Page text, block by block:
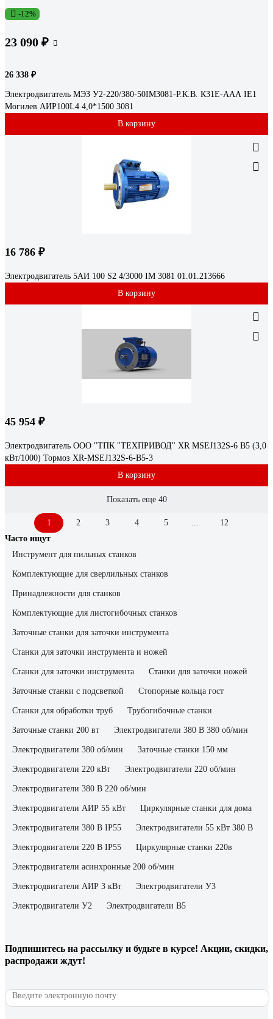
-12%
23 090 ₽
26 338 ₽
Электродвигатель МЭЗ У2-220/380-50IM3081-Р.К.В. К31Е-ААА IE1
Могилев АИР100L4 4,0*1500 3081
В корзину
16 786 ₽
Электродвигатель 5АИ 100 S2 4/3000 IM 3081 01.01.213666
В корзину
45 954 ₽
Электродвигатель ООО "ТПК "ТЕХПРИВОД" XR MSEJ132S-6 B5 (3,0
кВт/1000) Тормоз XR-MSEJ132S-6-B5-3
В корзину
Показать еще 40
1 2 3 4 5 ...
12
Часто ищут
Инструмент для пильных станков
Комплектующие для сверлильных станков
Принадлежности для станков
Комплектующие для листогибочных станков
Заточные станки для заточки инструмента
Станки для заточки инструмента и ножей
Станки для заточки инструмента Станки для заточки ножей
Заточные станки с подсветкой Стопорные кольца гост
Станки для обработки труб Трубогибочные станки
Заточные станки 200 вт Электродвигатели 380 В 380 об/мин
Электродвигатели 380 об/мин Заточные станки 150 мм
Электродвигатели 220 кВт Электродвигатели 220 об/мин
Электродвигатели 380 В 220 об/мин
Электродвигатели АИР 55 кВт Циркулярные станки для дома
Электродвигатели 380 В IP55 Электродвигатели 55 кВт 380 В
Электродвигатели 220 В IP55 Циркулярные станки 220в
Электродвигатели асинхронные 200 об/мин
Электродвигатели АИР 3 кВт Электродвигатели У3
Электродвигатели У2 Электродвигатели В5
Подпишитесь на рассылку и будьте в курсе! Акции, скидки,
распродажи ждут!